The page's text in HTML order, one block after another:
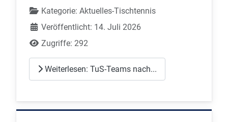
Kategorie: Aktuelles-Tischtennis
Veröffentlicht: 14. Juli 2026
Zugriffe: 292
Weiterlesen: TuS-Teams nach...